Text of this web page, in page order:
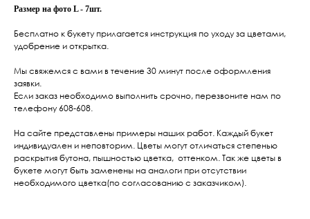
Размер на фото L - 7шт.
Бесплатно к букету прилагается инструкция по уходу за цветами,
удобрение и открытка.
Мы свяжемся с вами в течение 30 минут после оформления
заявки.
Если заказ необходимо выполнить срочно, перезвоните нам по
телефону 608-608.
На сайте представлены примеры наших работ. Каждый букет
индивидуален и неповторим. Цветы могут отличаться степенью
раскрытия бутона, пышностью цветка, оттенком. Так же цветы в
букете могут быть заменены на аналоги при отсутствии
необходимого цветка(по согласованию с заказчиком).